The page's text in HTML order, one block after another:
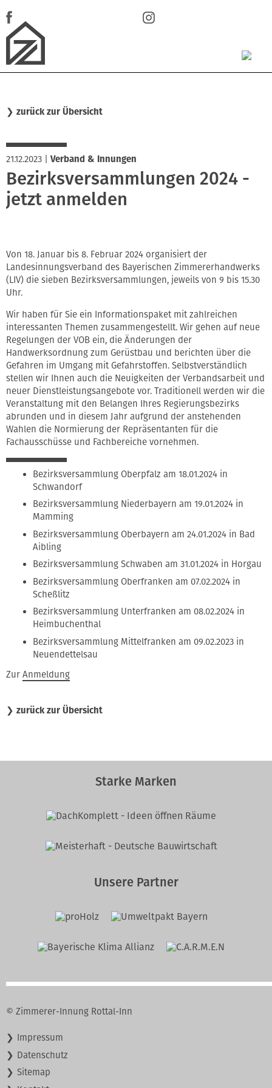
❯ zurück zur Übersicht
21.12.2023 Verband & Innungen
Bezirksversammlungen 2024 -
jetzt anmelden
Von 18. Januar bis 8. Februar 2024 organisiert der
Landesinnungsverband des Bayerischen Zimmererhandwerks
(LIV) die sieben Bezirksversammlungen, jeweils von 9 bis 15.30
Uhr.
Wir haben für Sie ein Informationspaket mit zahlreichen
interessanten Themen zusammengestellt. Wir gehen auf neue
Regelungen der VOB ein, die Änderungen der
Handwerksordnung zum Gerüstbau und berichten über die
Gefahren im Umgang mit Gefahrstoffen. Selbstverständlich
stellen wir Ihnen auch die Neuigkeiten der Verbandsarbeit und
neuer Dienstleistungsangebote vor. Traditionell werden wir die
Veranstaltung mit den Belangen Ihres Regierungsbezirks
abrunden und in diesem Jahr aufgrund der anstehenden
Wahlen die Normierung der Repräsentanten für die
Fachausschüsse und Fachbereiche vornehmen.
Bezirksversammlung Oberpfalz am 18.01.2024 in
Schwandorf
Bezirksversammlung Niederbayern am 19.01.2024 in
Mamming
Bezirksversammlung Oberbayern am 24.01.2024 in Bad
Aibling
Bezirksversammlung Schwaben am 31.01.2024 in Horgau
Bezirksversammlung Oberfranken am 07.02.2024 in
Scheßlitz
Bezirksversammlung Unterfranken am 08.02.2024 in
Heimbuchenthal
Bezirksversammlung Mittelfranken am 09.02.2023 in
Neuendettelsau
Zur Anmeldung
❯ zurück zur Übersicht
Starke Marken
Unsere Partner
© Zimmerer-Innung Rottal-Inn
Navigation
Impressum
Datenschutz
Sitemap